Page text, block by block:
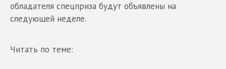
обладателя спецприза будут объявлены на
следующей неделе.
Читать по теме: